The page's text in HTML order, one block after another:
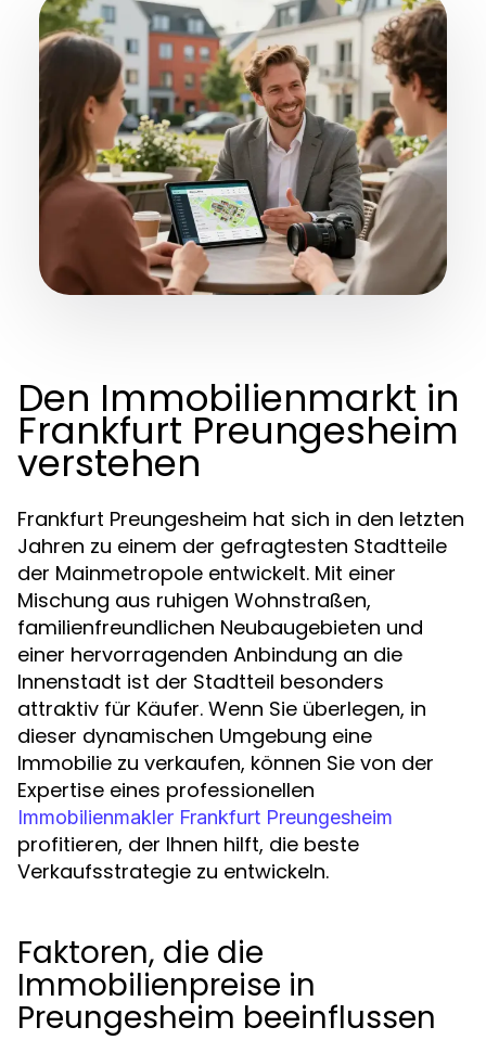
Den Immobilienmarkt in
Frankfurt Preungesheim
verstehen
Frankfurt Preungesheim hat sich in den letzten
Jahren zu einem der gefragtesten Stadtteile
der Mainmetropole entwickelt. Mit einer
Mischung aus ruhigen Wohnstraßen,
familienfreundlichen Neubaugebieten und
einer hervorragenden Anbindung an die
Innenstadt ist der Stadtteil besonders
attraktiv für Käufer. Wenn Sie überlegen, in
dieser dynamischen Umgebung eine
Immobilie zu verkaufen, können Sie von der
Expertise eines professionellen
Immobilienmakler Frankfurt Preungesheim
profitieren, der Ihnen hilft, die beste
Verkaufsstrategie zu entwickeln.
Faktoren, die die
Immobilienpreise in
Preungesheim beeinflussen